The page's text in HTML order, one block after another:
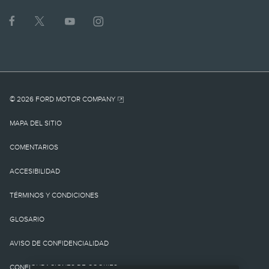
1.
cargo por
destino/entrega como
tampoco cargos o
impuestos
gubernamentales ni
cargos por
financiamiento, cargo de
procesamiento de la
© 2026 FORD MOTOR COMPANY
MAPA DEL SITIO
COMENTARIOS
ACCESIBILIDAD
TÉRMINOS Y CONDICIONES
GLOSARIO
AVISO DE CONFIDENCIALIDAD
CONFIGURACIONES DE COOKIES